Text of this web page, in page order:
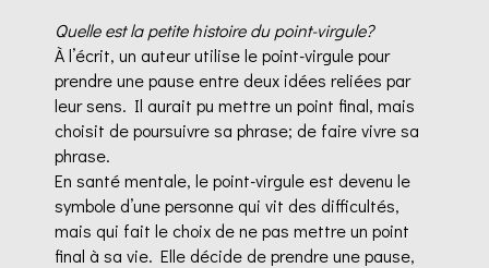
Quelle est la petite histoire du point-virgule?
À l’écrit, un auteur utilise le point-virgule pour
prendre une pause entre deux idées reliées par
leur sens. Il aurait pu mettre un point final, mais
choisit de poursuivresa phrase; de faire vivre sa
phrase.
En santé mentale, le point-virgule est devenu le
symbole d’une personne qui vit des difficultés,
mais qui fait le choix de ne pas mettre un point
final à sa vie. Elle décide de prendre une pause,